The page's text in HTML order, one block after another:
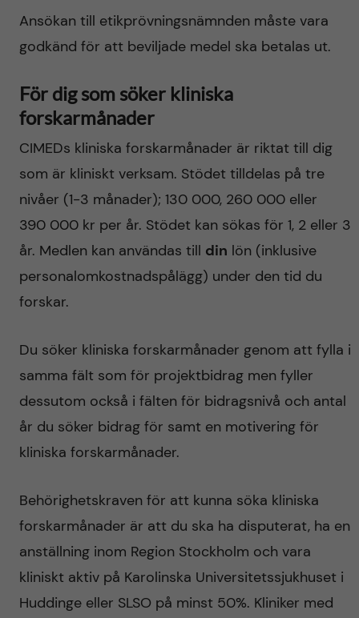
Ansökan till etikprövningsnämnden måste vara
godkänd för att beviljade medel ska betalas ut.
För dig som söker kliniska
forskarmånader
CIMEDs kliniska forskarmånader är riktat till dig
som är kliniskt verksam. Stödet tilldelas på tre
nivåer (1-3 månader); 130 000, 260 000 eller
390 000 kr per år. Stödet kan sökas för 1, 2 eller 3
år. Medlen kan användas till din lön (inklusive
personalomkostnadspålägg) under den tid du
forskar.
Du söker kliniska forskarmånader genom att fylla i
samma fält som för projektbidrag men fyller
dessutom också i fälten för bidragsnivå och antal
år du söker bidrag för samt en motivering för
kliniska forskarmånader.
Behörighetskraven för att kunna söka kliniska
forskarmånader är att du ska ha disputerat, ha en
anställning inom Region Stockholm och vara
kliniskt aktiv på Karolinska Universitetssjukhuset i
Huddinge eller SLSO på minst 50%. Kliniker med